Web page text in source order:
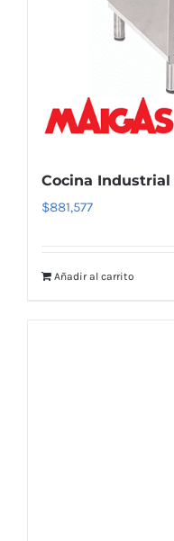
Cocina
$881,577
Añadir al carrito